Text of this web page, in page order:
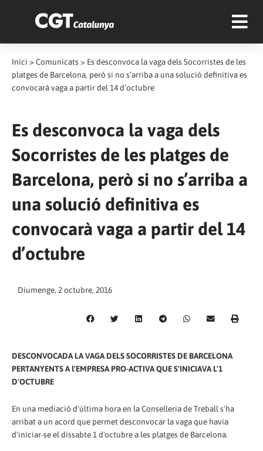
Inici > Comunicats > Es desconvoca la vaga dels Socorristes de les
platges de Barcelona, però si no s’arriba a una solució definitiva es
convocarà vaga a partir del 14 d’octubre
Es desconvoca la vaga dels
Socorristes de les platges de
Barcelona, però si no s’arriba a
una solució definitiva es
convocarà vaga a partir del 14
d’octubre
Diumenge, 2 octubre, 2016
DESCONVOCADA LA VAGA DELS SOCORRISTES DE BARCELONA
PERTANYENTS A l'EMPRESA PRO-ACTIVA QUE S'INICIAVA L'1
D'OCTUBRE
En una mediació d'última hora en la Conselleria de Treball s'ha
arribat a un acord que permet desconvocar la vaga que havia
d'iniciar-se el dissabte 1 d'octubre a les platges de Barcelona.